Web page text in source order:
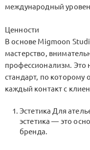
международный
Ценности
В основе Migmoon
мастерство,
профессионализм. Это
стандарт, по которому
каждый контакт с
Эстетика Для
эстетика — это
бренда.